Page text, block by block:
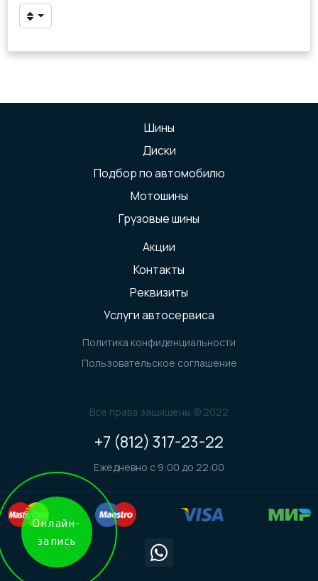
Шины
Диски
Подбор по автомобилю
Мотошины
Грузовые шины
Акции
Контакты
Реквизиты
Услуги автосервиса
Политика конфиденциальности
Пользовательское соглашение
Все права защищены © 2022
+7 (812) 317-23-22
Ежедневно с 9:00 до 22:00
Онлайн-
запись